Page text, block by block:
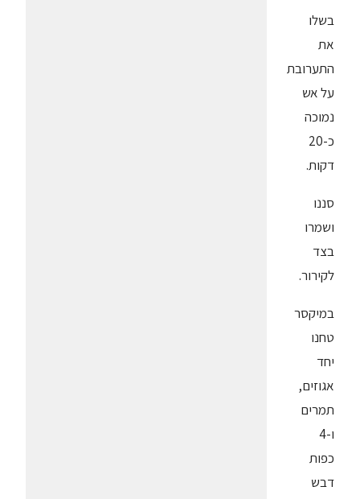
בשלו
את
התערובת
על אש
נמוכה
כ-20
דקות.
סננו
ושמרו
בצד
לקירור.
במיקסר
טחנו
יחד
אגוזים,
תמרים
ו-4
כפות
דבש